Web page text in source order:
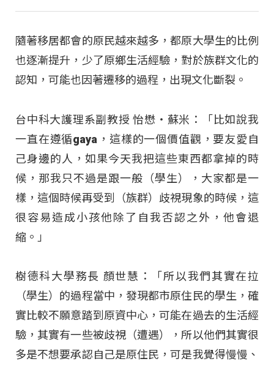
隨著移居都會的原民越來越多，都原大學生的比例
也逐漸提升，少了原鄉生活經驗，對於族群文化的
認知，可能也因著遷移的過程，出現文化斷裂。
台中科大護理系副教授 怡懋・蘇米：「比如說我
一直在遵循gaya，這樣的一個價值觀，要友愛自
己身邊的人，如果今天我把這些東西都拿掉的時
候，那我只不過是跟一般（學生），大家都是一
樣，這個時候再受到（族群）歧視現象的時候，這
很容易造成小孩他除了自我否認之外，他會退
縮。」
樹德科大學務長 顏世慧：「所以我們其實在拉
（學生）的過程當中，發現都市原住民的學生，確
實比較不願意踏到原資中心，可能在過去的生活經
驗，其實有一些被歧視（遭遇），所以他們其實很
多是不想要承認自己是原住民，可是我覺得慢慢、